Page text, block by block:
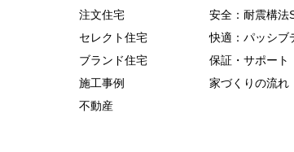
注文住宅
セレクト住宅
ブランド住宅
施工事例
不動産
安全：耐震構法
快適：パッシブ
保証・サポート
家づくりの流れ